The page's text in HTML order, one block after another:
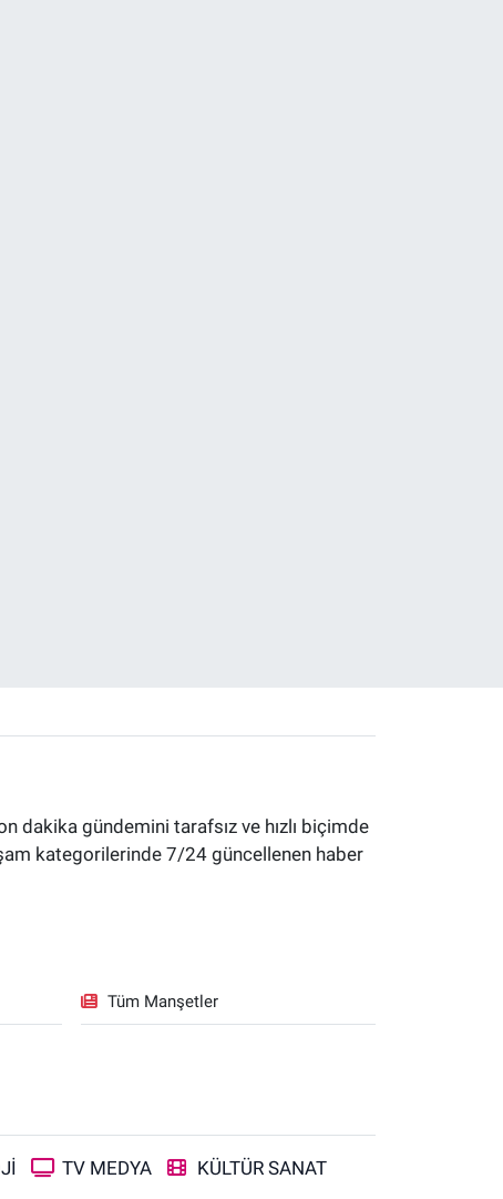
dakika gündemini tarafsız ve hızlı biçimde
kategorilerinde 7/24 güncellenen haber
Tüm Manşetler
TV MEDYA KÜLTÜR SANAT